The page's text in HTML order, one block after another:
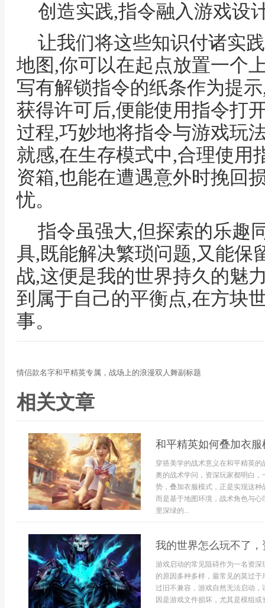
创造实践,指令融入游戏设
让我们将这些知识付诸实
地图,你可以在起点放置一个
写有解锁指令的纸条作为提
获得许可后,便能使用指令打
过程,巧妙地将指令与游戏玩
就感,在生存模式中,合理使用
资箱,也能在遭遇意外时挽回
忧。
指令虽强大,但探索的乐趣
具,既能解决繁琐问题,又能保
战,这便是我的世界持久的魅
到属于自己的平衡点,在方块
事。
情侣款名字和平精英专属，战场上的浪漫双人舞副标题
相关文章
和平精英如何叠加衣
穿搭美学的战术意义在和平精英
奥的战术学问，资深玩家都明白
势，叠加衣服模式，正是实现这
而是基于地图环境，战术角色与
里深绿的...
我的世界怎么玩不了
游戏启动的常见阻碍作为一名资
的原因多种多样，最常见的莫过于
过旧不兼容，游戏自然无法启动，
因是游戏文件损坏，尤其是模组